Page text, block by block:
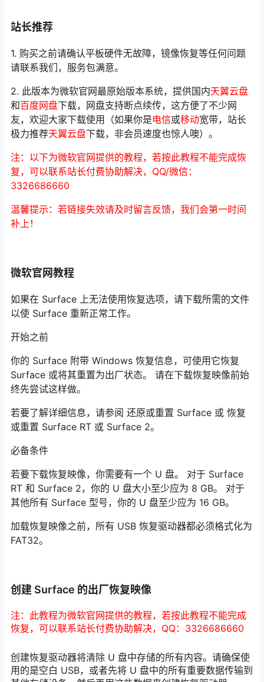
站长推荐
1. 购买之前请确认平板硬件无故障，镜像恢复等任何问题
请联系我们，服务包满意。
2. 此版本为微软官网最原始版本系统，提供国内天翼云盘
和百度网盘下载，网盘支持断点续传，这方便了不少网
友，欢迎大家下载使用（如果你是电信或移动宽带，站长
极力推荐天翼云盘下载，非会员速度也惊人噢）。
注：以下为微软官网提供的教程，若按此教程不能完成恢
复，可以联系站长付费协助解决，QQ/微信：
3326686660
温馨提示：若链接失效请及时留言反馈，我们会第一时间
补上！
微软官网教程
如果在 Surface 上无法使用恢复选项，请下载所需的文件
以使 Surface 重新正常工作。
开始之前
你的 Surface 附带 Windows 恢复信息，可使用它恢复
Surface 或将其重置为出厂状态。 请在下载恢复映像前始
终先尝试这样做。
若要了解详细信息，请参阅 还原或重置 Surface 或 恢复
或重置 Surface RT 或 Surface 2。
必备条件
若要下载恢复映像，你需要有一个 U 盘。 对于 Surface
RT 和 Surface 2，你的 U 盘大小至少应为 8 GB。 对于
其他所有 Surface 型号，你的 U 盘至少应为 16 GB。
加载恢复映像之前，所有 USB 恢复驱动器都必须格式化为
FAT32。
创建 Surface 的出厂恢复映像
注：此教程为微软官网提供的教程，若按此教程不能完成
恢复，可以联系站长付费协助解决，QQ：3326686660
创建恢复驱动器将清除 U 盘中存储的所有内容。请确保使
用的是空白 USB，或者先将 U 盘中的所有重要数据传输到